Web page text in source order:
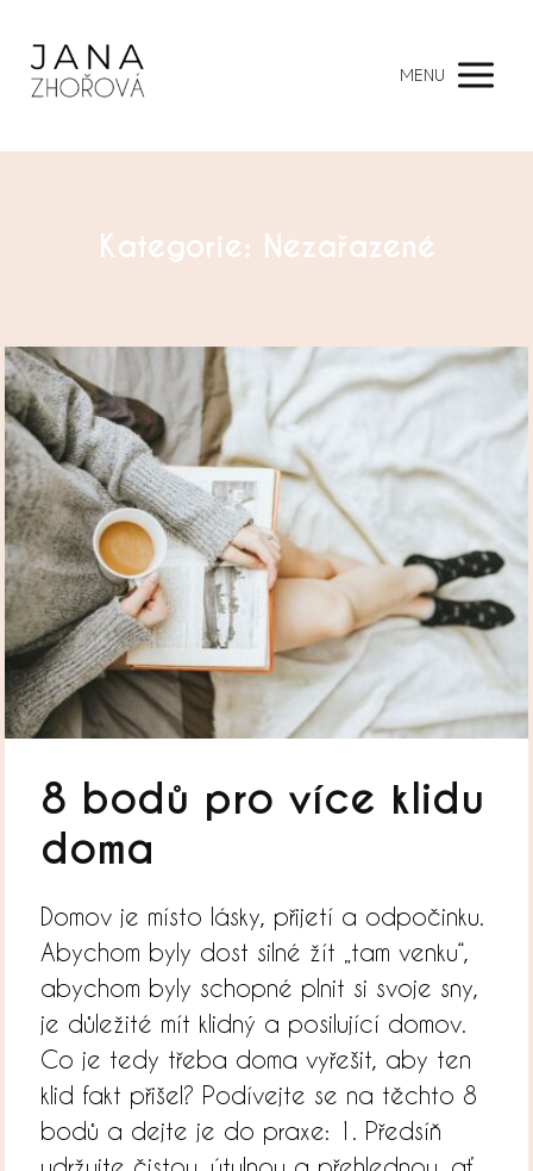
MENU
Kategorie: Nezařazené
8 bodů pro více klidu
doma
Domov je místo lásky, přijetí a odpočinku.
Abychom byly dost silné žít „tam venku“,
abychom byly schopné plnit si svoje sny,
je důležité mít klidný a posilující domov.
Co je tedy třeba doma vyřešit, aby ten
klid fakt přišel? Podívejte se na těchto 8
bodů a dejte je do praxe: 1. Předsíň